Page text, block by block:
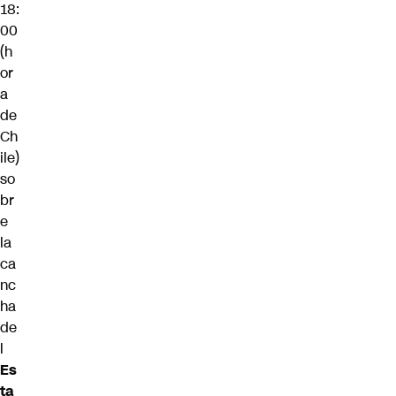
18:
00
(h
or
a
de
Ch
ile)
so
br
e
la
ca
nc
ha
de
l
Es
ta